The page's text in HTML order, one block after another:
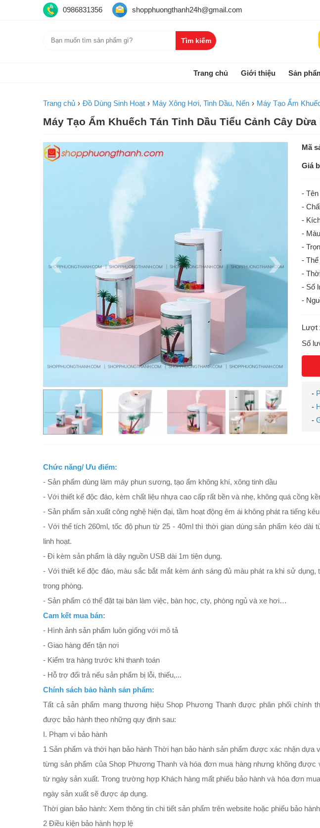
0986831356 shopphuongthanh24h@gmail.com
Trang chủ Giới thiệu Sản
Trang chủ Đồ Dùng Sinh Hoạt Máy Xông Hơi, Tinh Dầu, Nến Máy Tạo Ẩm
Máy Tạo Ẩm Khuếch Tán Tinh Dầu Tiểu Cảnh Cây Dừa
Mã
Giá
-
-
-
-
-
-
-
- Số
-
Lượt
Số
-
-
-
Chức năng/ Ưu điểm:
- Sản phẩm dùng làm máy phun sương, tạo ẩm không khí, xông tinh dầu
- Với thiết kế độc đáo, kèm chất liệu nhựa cao cấp rất bền và nhẹ, không quá cồng
- Sản phẩm sản xuất công nghệ hiện đại, tầm hoạt động êm ái không phát ra tiếng
- Với thể tích 260ml, tốc độ phun từ 25 - 40ml thì thời gian dùng sản phẩm kéo dài
linh hoạt.
- Đi kèm sản phẩm là dây nguồn USB dài 1m tiện dụng.
- Với thiết kế độc đáo, màu sắc bắt mắt kèm ánh sáng đủ màu phát ra khi sử
trong phòng.
- Sản phẩm có thể đặt tại bàn làm việc, bàn học, cty, phòng ngủ và xe hơi…
Cam kết mua bán:
- Hình ảnh sản phẩm luôn giống với mô tả
- Giao hàng đến tận nơi
- Kiểm tra hàng trước khi thanh toán
- Hỗ trợ đổi trả nếu sản phẩm bị lỗi, thiếu,...
Chính sách bảo hành sản phẩm:
Tất cả sản phẩm mang thương hiệu Shop Phương Thanh được phân phối chính
được bảo hành theo những quy định sau:
I. Phạm vi bảo hành
1 Sản phẩm và thời hạn bảo hành Thời hạn bảo hành sản phẩm được xác nhận dựa
từng sản phẩm của Shop Phương Thanh và hóa đơn mua hàng nhưng không được
từ ngày sản xuất. Trong trường hợp Khách hàng mất phiếu bảo hành và hóa đơn
ngày sản xuất sẽ được áp dụng.
Thời gian bảo hành: Xem thông tin chi tiết sản phẩm trên website hoặc phiếu bảo
2 Điều kiện bảo hành hợp lệ